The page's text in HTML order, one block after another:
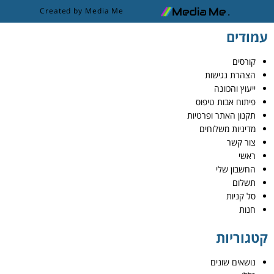
Created by Media Me
עמודים
קורסים
הצהרת נגישות
ייעוץ והכוונה
פיתוח אבות טיפוס
תקנון האתר ופרטיות
מדיניות משלוחים
צור קשר
ראשי
החשבון שלי
תשלום
סל קניות
חנות
קטגוריות
נושאים שונים